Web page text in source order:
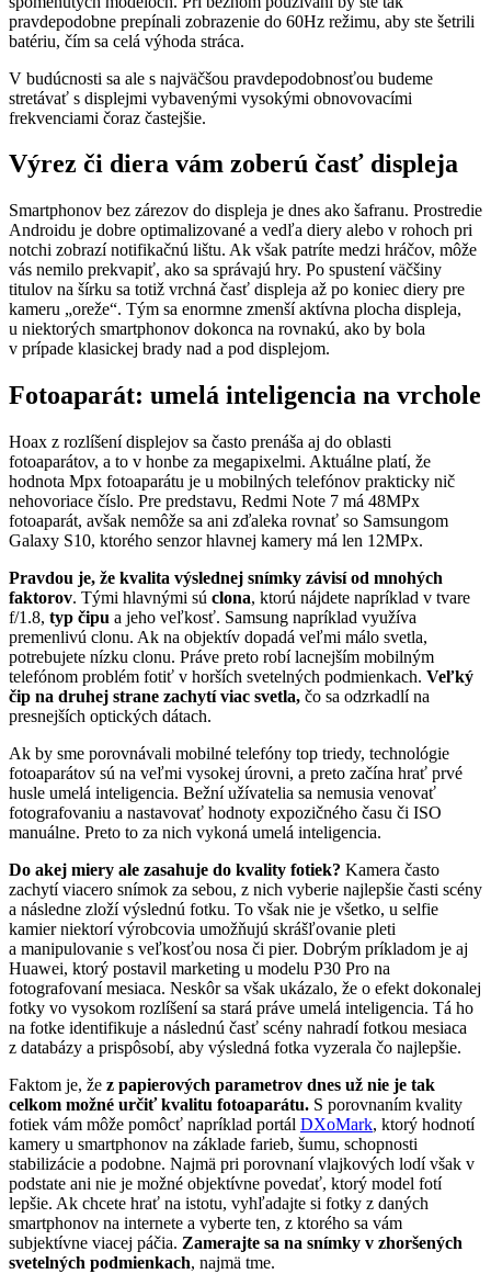
pravdepodobne prepínali zobrazenie do 60Hz režimu, aby ste šetrili
batériu, čím sa celá výhoda stráca.
V budúcnosti sa ale s najväčšou pravdepodobnosťou budeme
stretávať s displejmi vybavenými vysokými obnovovacími
frekvenciami čoraz častejšie.
Výrez či diera vám zoberú časť displeja
Smartphonov bez zárezov do displeja je dnes ako šafranu. Prostredie
Androidu je dobre optimalizované a vedľa diery alebo v rohoch pri
notchi zobrazí notifikačnú lištu. Ak však patríte medzi hráčov, môže
vás nemilo prekvapiť, ako sa správajú hry. Po spustení väčšiny
titulov na šírku sa totiž vrchná časť displeja až po koniec diery pre
kameru „oreže“. Tým sa enormne zmenší aktívna plocha displeja,
u niektorých smartphonov dokonca na rovnakú, ako by bola
v prípade klasickej brady nad a pod displejom.
Fotoaparát: umelá inteligencia na vrchole
Hoax z rozlíšení displejov sa často prenáša aj do oblasti
fotoaparátov, a to v honbe za megapixelmi. Aktuálne platí, že
hodnota Mpx fotoaparátu je u mobilných telefónov prakticky nič
nehovoriace číslo. Pre predstavu, Redmi Note 7 má 48MPx
fotoaparát, avšak nemôže sa ani zďaleka rovnať so Samsungom
Galaxy S10, ktorého senzor hlavnej kamery má len 12MPx.
Pravdou je, že kvalita výslednej snímky závisí od mnohých
faktorov. Tými hlavnými sú clona, ktorú nájdete napríklad v tvare
f/1.8, typ čipu a jeho veľkosť. Samsung napríklad využíva
premenlivú clonu. Ak na objektív dopadá veľmi málo svetla,
potrebujete nízku clonu. Práve preto robí lacnejším mobilným
telefónom problém fotiť v horších svetelných podmienkach. Veľký
čip na druhej strane zachytí viac svetla, čo sa odzrkadlí na
presnejších optických dátach.
Ak by sme porovnávali mobilné telefóny top triedy, technológie
fotoaparátov sú na veľmi vysokej úrovni, a preto začína hrať prvé
husle umelá inteligencia. Bežní užívatelia sa nemusia venovať
fotografovaniu a nastavovať hodnoty expozičného času či ISO
manuálne. Preto to za nich vykoná umelá inteligencia.
Do akej miery ale zasahuje do kvality fotiek? Kamera často
zachytí viacero snímok za sebou, z nich vyberie najlepšie časti scény
a následne zloží výslednú fotku. To však nie je všetko, u selfie
kamier niektorí výrobcovia umožňujú skrášľovanie pleti
a manipulovanie s veľkosťou nosa či pier. Dobrým príkladom je aj
Huawei, ktorý postavil marketing u modelu P30 Pro na
fotografovaní mesiaca. Neskôr sa však ukázalo, že o efekt dokonalej
fotky vo vysokom rozlíšení sa stará práve umelá inteligencia. Tá ho
na fotke identifikuje a následnú časť scény nahradí fotkou mesiaca
z databázy a prispôsobí, aby výsledná fotka vyzerala čo najlepšie.
Faktom je, že z papierových parametrov dnes už nie je tak
celkom možné určiť kvalitu fotoaparátu. S porovnaním kvality
fotiek vám môže pomôcť napríklad portál DXoMark, ktorý hodnotí
kamery u smartphonov na základe farieb, šumu, schopnosti
stabilizácie a podobne. Najmä pri porovnaní vlajkových lodí však v
podstate ani nie je možné objektívne povedať, ktorý model fotí
lepšie. Ak chcete hrať na istotu, vyhľadajte si fotky z daných
smartphonov na internete a vyberte ten, z ktorého sa vám
subjektívne viacej páčia. Zamerajte sa na snímky v zhoršených
svetelných podmienkach, najmä tme.